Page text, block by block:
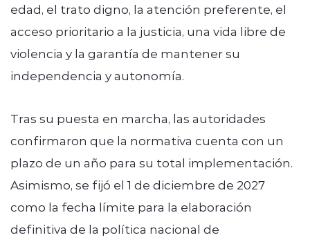
edad, el trato digno, la atención preferente, el
acceso prioritario a la justicia, una vida libre de
violencia y la garantía de mantener su
independencia y autonomía.
Tras su puesta en marcha, las autoridades
confirmaron que la normativa cuenta con un
plazo de un año para su total implementación.
Asimismo, se fijó el 1 de diciembre de 2027
como la fecha límite para la elaboración
definitiva de la política nacional de